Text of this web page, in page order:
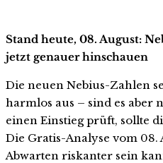
Stand heute, 08. August:
jetzt genauer hinschauen
Die neuen Nebius-Zahlen
harmlos aus – sind es aber
einen Einstieg prüft, sollte
Die Gratis-Analyse vom 08.
Abwarten riskanter sein